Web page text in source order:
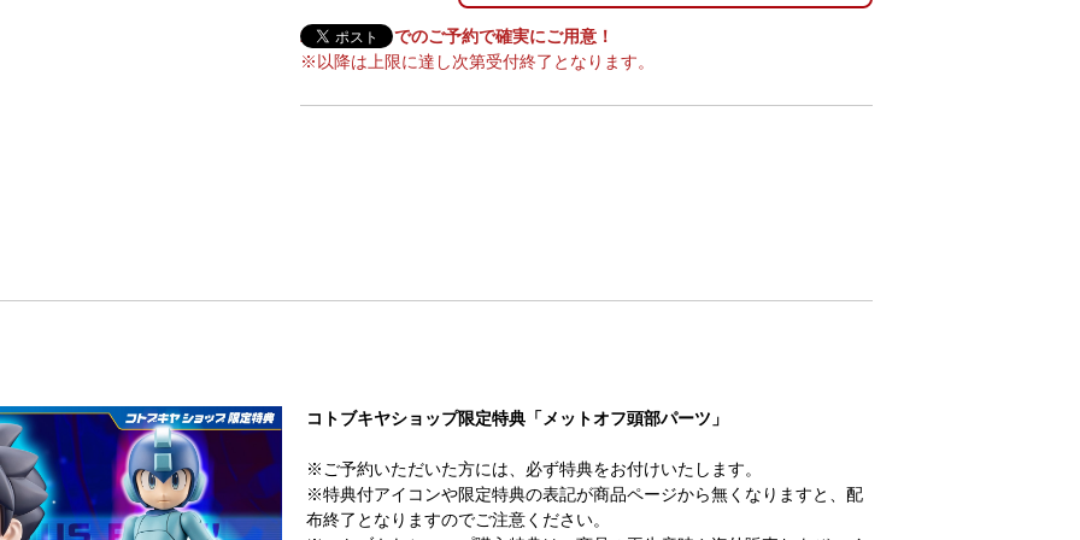
2026/8/18までのご予約で確実にご用意！
※以降は上限に達し次第受付終了となります。
コトブキヤショップ限定特典「メットオフ頭部パーツ」
※ご予約いただいた方には、必ず特典をお付けいたします。
※特典付アイコンや限定特典の表記が商品ページから無くなりますと、配
布終了となりますのでご注意ください。